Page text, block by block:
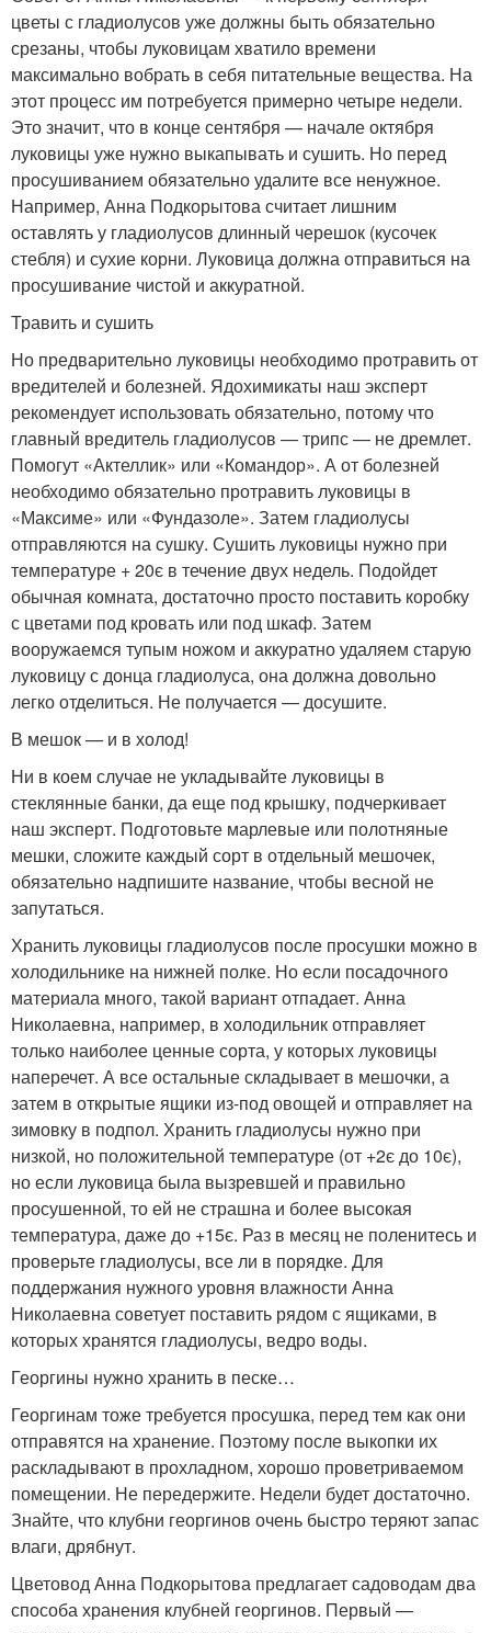
цветы с гладиолусов уже должны быть обязательно
срезаны, чтобы луковицам хватило времени
максимально вобрать в себя питательные вещества. На
этот процесс им потребуется примерно четыре недели.
Это значит, что в конце сентября — начале октября
луковицы уже нужно выкапывать и сушить. Но перед
просушиванием обязательно удалите все ненужное.
Например, Анна Подкорытова считает лишним
оставлять у гладиолусов длинный черешок (кусочек
стебля) и сухие корни. Луковица должна отправиться на
просушивание чистой и аккуратной.
Травить и сушить
Но предварительно луковицы необходимо протравить от
вредителей и болезней. Ядохимикаты наш эксперт
рекомендует использовать обязательно, потому что
главный вредитель гладиолусов — трипс — не дремлет.
Помогут «Актеллик» или «Командор». А от болезней
необходимо обязательно протравить луковицы в
«Максиме» или «Фундазоле». Затем гладиолусы
отправляются на сушку. Сушить луковицы нужно при
температуре + 20є в течение двух недель. Подойдет
обычная комната, достаточно просто поставить коробку
с цветами под кровать или под шкаф. Затем
вооружаемся тупым ножом и аккуратно удаляем старую
луковицу с донца гладиолуса, она должна довольно
легко отделиться. Не получается — досушите.
В мешок — и в холод!
Ни в коем случае не укладывайте луковицы в
стеклянные банки, да еще под крышку, подчеркивает
наш эксперт. Подготовьте марлевые или полотняные
мешки, сложите каждый сорт в отдельный мешочек,
обязательно надпишите название, чтобы весной не
запутаться.
Хранить луковицы гладиолусов после просушки можно в
холодильнике на нижней полке. Но если посадочного
материала много, такой вариант отпадает. Анна
Николаевна, например, в холодильник отправляет
только наиболее ценные сорта, у которых луковицы
наперечет. А все остальные складывает в мешочки, а
затем в открытые ящики из-под овощей и отправляет на
зимовку в подпол. Хранить гладиолусы нужно при
низкой, но положительной температуре (от +2є до 10є),
но если луковица была вызревшей и правильно
просушенной, то ей не страшна и более высокая
температура, даже до +15є. Раз в месяц не поленитесь и
проверьте гладиолусы, все ли в порядке. Для
поддержания нужного уровня влажности Анна
Николаевна советует поставить рядом с ящиками, в
которых хранятся гладиолусы, ведро воды.
Георгины нужно хранить в песке…
Георгинам тоже требуется просушка, перед тем как они
отправятся на хранение. Поэтому после выкопки их
раскладывают в прохладном, хорошо проветриваемом
помещении. Не передержите. Недели будет достаточно.
Знайте, что клубни георгинов очень быстро теряют запас
влаги, дрябнут.
Цветовод Анна Подкорытова предлагает садоводам два
способа хранения клубней георгинов. Первый —